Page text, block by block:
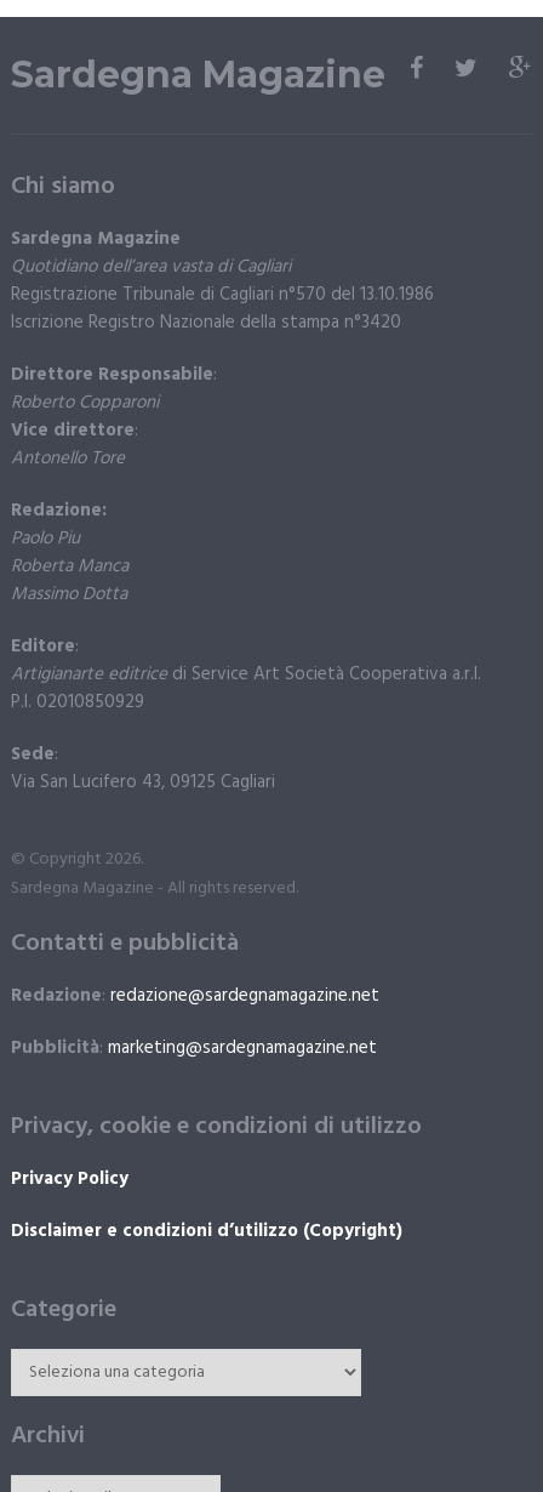
Sardegna Magazine
Chi siamo
Sardegna Magazine
Quotidiano dell’area vasta di Cagliari
Registrazione Tribunale di Cagliari n°570 del 13.10.1986
Iscrizione Registro Nazionale della stampa n°3420
Direttore Responsabile:
Roberto Copparoni
Vice direttore:
Antonello Tore
Redazione:
Paolo Piu
Roberta Manca
Massimo Dotta
Editore:
Artigianarte editricedi Service Art Società Cooperativa a.r.l.
P.I. 02010850929
Sede:
Via San Lucifero 43, 09125 Cagliari
© Copyright 2026.
Sardegna Magazine - All rights reserved.
Contatti e pubblicità
Redazione: redazione@sardegnamagazine.net
Pubblicità: marketing@sardegnamagazine.net
Privacy, cookie e condizioni di utilizzo
Privacy Policy
Disclaimer e condizioni d’utilizzo (Copyright)
Categorie
Archivi